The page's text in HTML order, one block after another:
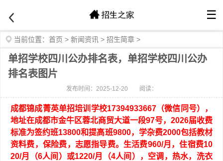
☰
当前位置： 首页 > 新闻资讯 > 招生简章 >
单招学校四川公办排名表，单招学校四川公办
排名表图片
发布时间：2025-12-20 阅读：
成都锦成菁英单招培训学校17394933667（微信同号），
地址在成都市金牛区蓉北商贸大道一段97号，2026届收费
标准为签约班13800和提高班9800，学杂费2000包括教材
资料费，保险费，志愿指导费。生活费960/月，住宿费10
20/月（6人间）或1220/月（4人间），空调，热水，洗衣